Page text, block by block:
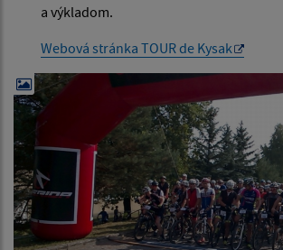
a výkladom.
Webová stránka TOUR de Kysak